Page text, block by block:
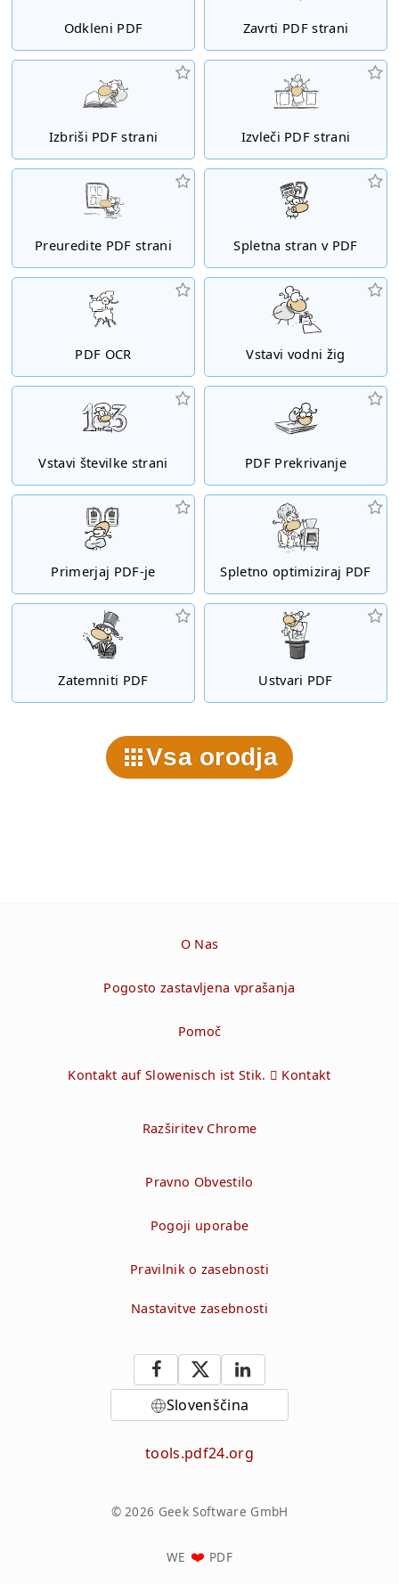
Odkleni PDF Zavrti PDF strani
Izbriši PDF strani Izvleči PDF strani
Preuredite PDF strani Spletna stran v PDF
PDF OCR Vstavi vodni žig
Vstavi številke strani PDF Prekrivanje
Primerjaj PDF-je Spletno optimiziraj PDF
Zatemniti PDF Ustvari PDF
Vsa orodja
O Nas
Pogosto zastavljena vprašanja
Pomoč
Kontakt auf Slowenisch ist Stik.  Kontakt
Razširitev Chrome
Pravno Obvestilo
Pogoji uporabe
Pravilnik o zasebnosti
Nastavitve zasebnosti
Slovenščina
tools.pdf24.org
© 2026 Geek Software GmbH
WE PDF